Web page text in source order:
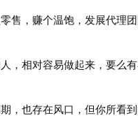
，赚个温饱，发展代理团
相对容易做起来，要么有
也存在风口，但你所看到